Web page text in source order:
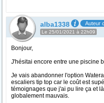
alba1338 Auteur
Le 25/01/2021 à 22h09
Bonjour,
J'hésitai encore entre une piscine
Je vais abandonner l'option
escaliers tip top car le coût est
témoignages que j'ai pu lire ça et
globalement mauvais.